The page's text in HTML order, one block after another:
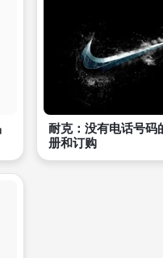
耐克：没有电话号码
册和订购